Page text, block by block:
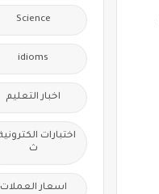
Science
idioms
اخبار التعليم
ث
اسعار العملات